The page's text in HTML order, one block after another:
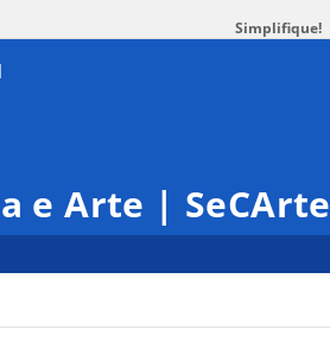
Simplifique!
e Arte | SeCArte